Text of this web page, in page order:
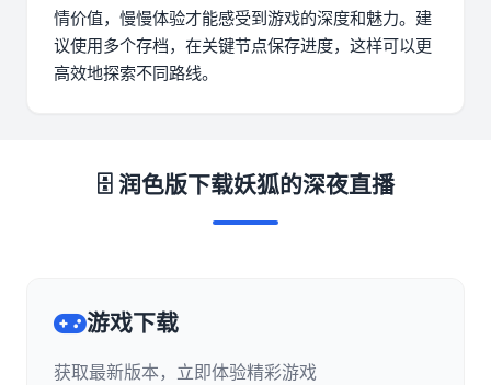
情价值，慢慢体验才能感受到游戏的深度和魅力。建
议使用多个存档，在关键节点保存进度，这样可以更
高效地探索不同路线。
🗄️ 润色版下载妖狐的深夜直播
游戏下载
获取最新版本，立即体验精彩游戏